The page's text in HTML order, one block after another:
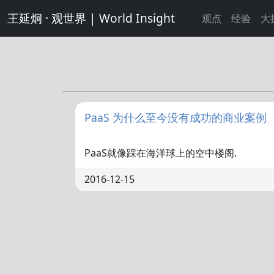
王延炯 · 观世界 | World Insight 观点 经验 大
PaaS 为什么至今没有成功的商业案例
PaaS就像踩在海洋球上的空中楼阁.
2016-12-15